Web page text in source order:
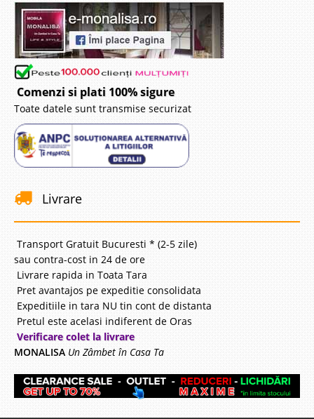
Comenzi si plati 100% sigure
Toate datele sunt transmise securizat
Livrare
Transport Gratuit Bucuresti * (2-5 zile)
sau contra-cost in 24 de ore
Livrare rapida in Toata Tara
Pret avantajos pe expeditie consolidata
Expeditiile in tara NU tin cont de distanta
Pretul este acelasi indiferent de Oras
Verificare colet la livrare
MONALISA Un Zâmbet în Casa Ta